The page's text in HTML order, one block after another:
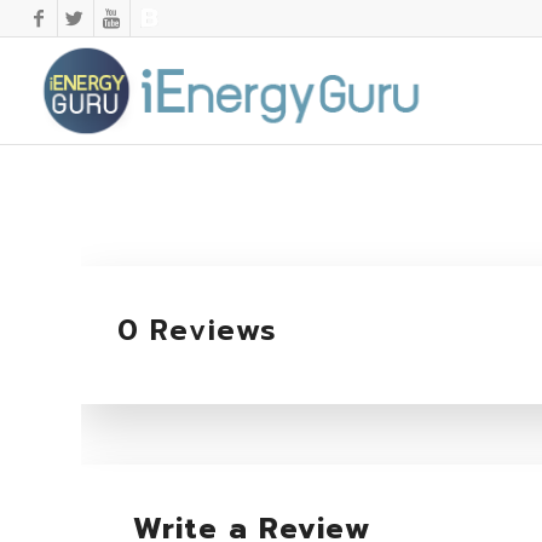
0 Reviews
Write a Review